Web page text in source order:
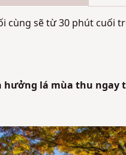
cùng sẽ từ 30 phút cuối
hưởng lá mùa thu ngay